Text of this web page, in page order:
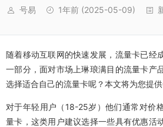
号易 1年前 (2025-05-09)
随着移动互联网的快速发展，流量卡已经
一部分，面对市场上琳琅满目的流量卡产
选择适合自己的流量卡呢？本文将为您提供
对于年轻用户（18-25岁）他们通常对价
量卡，这类用户建议选择一些具有优惠活